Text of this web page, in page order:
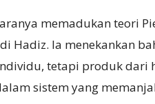
memadukan teori
Hadiz. Ia menekankan
tetapi produk
sistem yang